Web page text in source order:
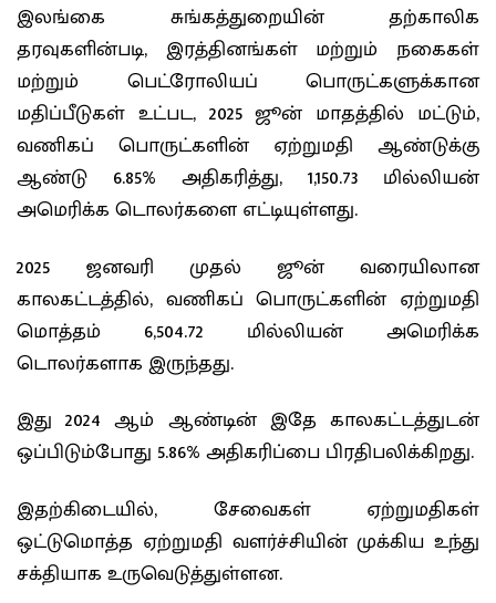
இலங்கை சுங்கத்துறையின் தற்காலிக
தரவுகளின்படி, இரத்தினங்கள் மற்றும் நகைகள்
மற்றும் பெட்ரோலியப் பொருட்களுக்கான
மதிப்பீடுகள் உட்பட, 2025 ஜூன் மாதத்தில் மட்டும்,
வணிகப் பொருட்களின் ஏற்றுமதி ஆண்டுக்கு
ஆண்டு 6.85% அதிகரித்து, 1,150.73 மில்லியன்
அமெரிக்க டொலர்களை எட்டியுள்ளது.
2025 ஜனவரி முதல் ஜூன் வரையிலான
காலகட்டத்தில், வணிகப் பொருட்களின் ஏற்றுமதி
மொத்தம் 6,504.72 மில்லியன் அமெரிக்க
டொலர்களாக இருந்தது.
இது 2024 ஆம் ஆண்டின் இதே காலகட்டத்துடன்
ஒப்பிடும்போது 5.86% அதிகரிப்பை பிரதிபலிக்கிறது.
இதற்கிடையில், சேவைகள் ஏற்றுமதிகள்
ஒட்டுமொத்த ஏற்றுமதி வளர்ச்சியின் முக்கிய உந்து
சக்தியாக உருவெடுத்துள்ளன.